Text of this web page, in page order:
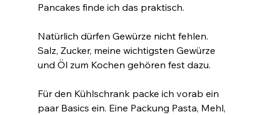
Pancakes finde ich das praktisch.
Natürlich dürfen Gewürze nicht fehlen.
Salz, Zucker, meine wichtigsten Gewürze
und Öl zum Kochen gehören fest dazu.
Für den Kühlschrank packe ich vorab ein
paar Basics ein. Eine Packung Pasta, Mehl,